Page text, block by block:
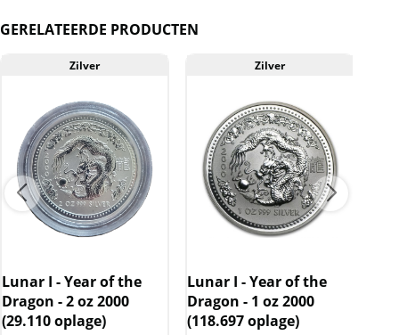
2001: Slang – oplage van 3.962
2002: Paard – oplage van 5.537
2003: Geit – oplage van 6.974
2004: Aap – oplage van 3.735
2006: Hond – oplage van 2.813
GERELATEERDE PRODUCTEN
Zilver
Lunar I - Year of the
Dragon - 2 oz 2000
(29.110 oplage)
Zilver
Lunar I - Year of the
Dragon - 1 oz 2000
(118.697 oplage)